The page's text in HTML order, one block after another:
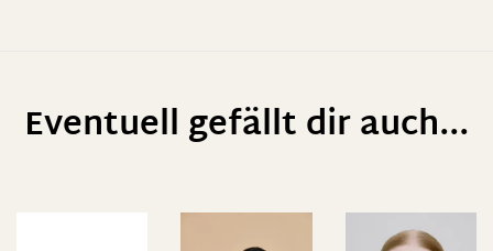
Eventuell gefällt dir auch...